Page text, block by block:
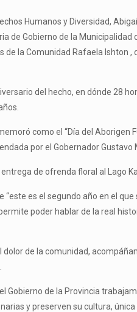
Humanos y Diversidad,
de Gobierno de la
la Comunidad Rafaela Ishton
del hecho, en dónde 28
como el “Día del Aborigen
por el Gobernador Gustavo
de ofrenda floral al Lago
es el segundo año en el
poder hablar de la real
de la comunidad,
Gobierno de la Provincia
y preserven su cultura,